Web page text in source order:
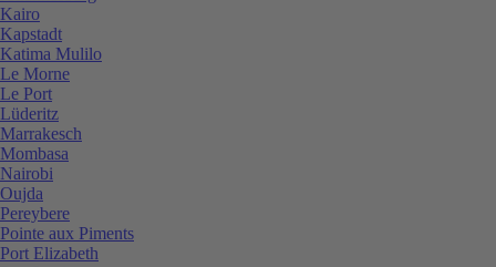
Kairo
Kapstadt
Katima Mulilo
Le Morne
Le Port
Lüderitz
Marrakesch
Mombasa
Nairobi
Oujda
Pereybere
Pointe aux Piments
Port Elizabeth